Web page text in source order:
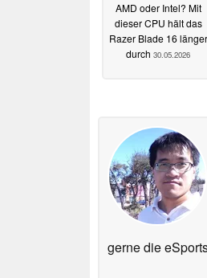
AMD oder Intel? Mit
dieser CPU hält das
Razer Blade 16 länger
durch 30.05.2026
gerne die